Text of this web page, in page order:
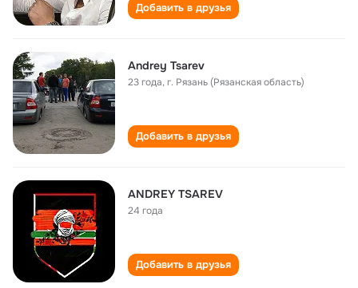
Добавить в друзья
Andrey Tsarev
23 года,г. Рязань (Рязанская область)
Добавить в друзья
ANDREY TSAREV
24 года
Добавить в друзья